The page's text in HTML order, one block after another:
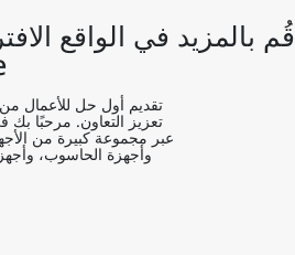
قُم بالمزيد في الواقع
تعزيز التعاون. مرحبًا بك
وأجهزة الحاسوب،